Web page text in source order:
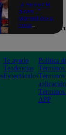
"A Peláez le
dicen...":
Manuel Gold
hace
de contar el
chiste
Te ayudo
Tendencias
Espectáculos
Política
Términos
Términos
aplicación
Términos
APP